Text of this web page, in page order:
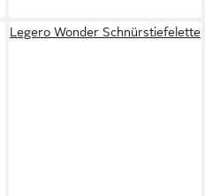
Legero Wonder Schnürstiefelette